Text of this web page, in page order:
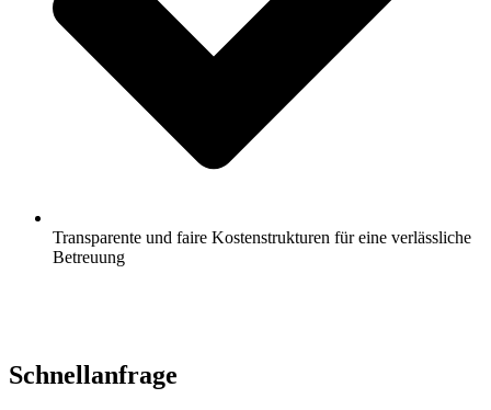
Transparente und faire Kostenstrukturen für eine verlässliche
Betreuung
Schnell­anfrage